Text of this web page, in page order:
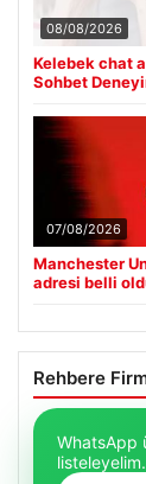
08/08/2026
Kelebek chat
Sohbet
07/08/2026
Manchester
adresi belli
Rehbere
WhatsApp
listeleyelim.